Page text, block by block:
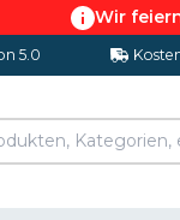
Wir
5.0